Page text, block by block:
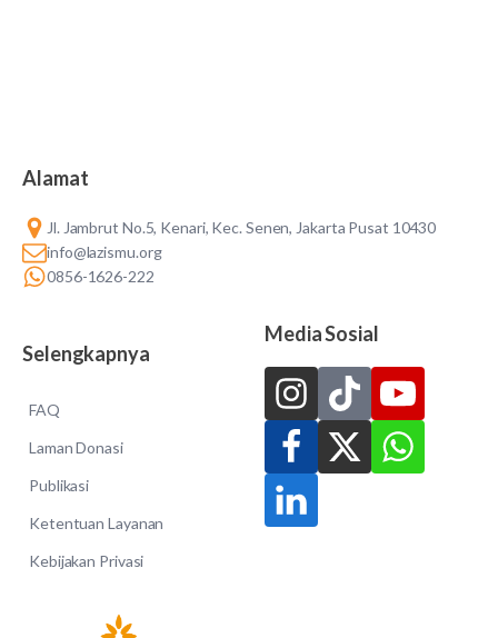
Alamat
Jl. Jambrut No.5, Kenari, Kec. Senen, Jakarta Pusat 10430
info@lazismu.org
0856-1626-222
Selengkapnya
FAQ
Laman Donasi
Publikasi
Ketentuan Layanan
Kebijakan Privasi
Media Sosial